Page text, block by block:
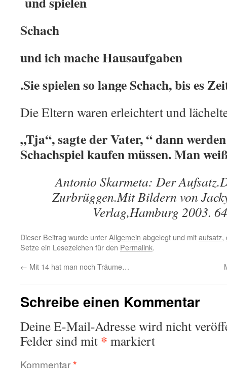
Schach
und ich mache Hausaufgaben
.Sie spielen so lange Schach, bis es
Die Eltern waren erleichtert und
„Tja“, sagte der Vater, “ dann
Schachspiel kaufen müssen. Man
Antonio Skarmeta: Der
Zurbrüggen.Mit Bildern von
Verlag,Hamburg 2003.
Dieser Beitrag wurde unterAllgemein abgelegt und mitaufsatz,
Setze ein Lesezeichen für den Permalink.
← Mit 14 hat man noch Träume…
Schreibe einen Kommentar
Deine E-Mail-Adresse wird nicht
Felder sind mit * markiert
Kommentar*